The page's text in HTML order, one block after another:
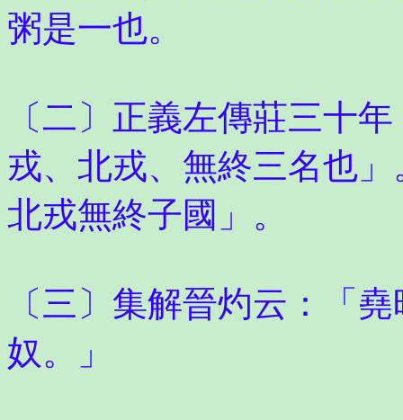
粥是一也。
〔二〕正義左傳莊三十
戎、北戎、無終三名也
北戎無終子國」。
〔三〕集解晉灼云：「
奴。」